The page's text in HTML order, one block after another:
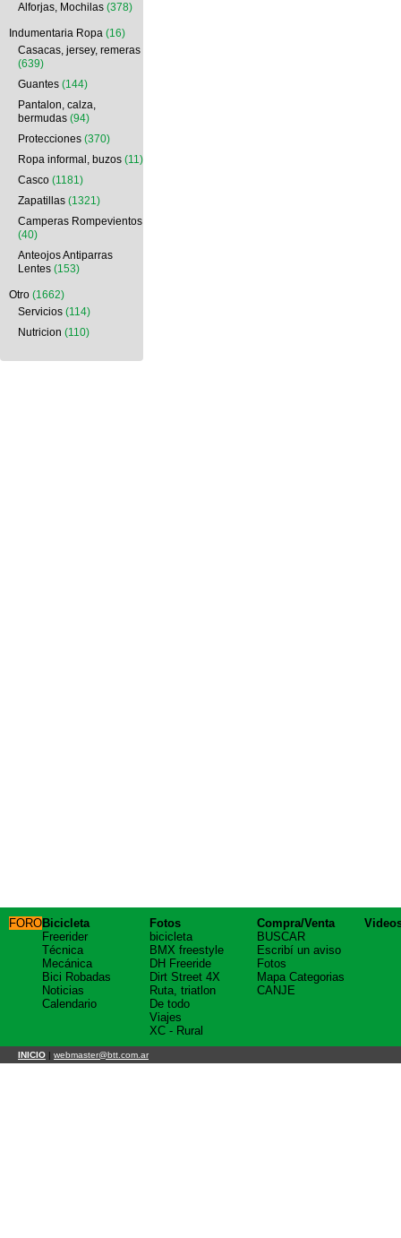
Alforjas, Mochilas (378)
Indumentaria Ropa (16)
Casacas, jersey, remeras
(639)
Guantes (144)
Pantalon, calza,
bermudas (94)
Protecciones (370)
Ropa informal, buzos (11)
Casco (1181)
Zapatillas (1321)
Camperas Rompevientos
(40)
Anteojos Antiparras
Lentes (153)
Otro (1662)
Servicios (114)
Nutricion (110)
FOROBicicleta
Freerider
Técnica
Mecánica
Bici Robadas
Noticias
Calendario
Fotos
bicicleta
BMX freestyle
DH Freeride
Dirt Street 4X
Ruta, triatlon
De todo
Viajes
XC - Rural
Compra/Venta
BUSCAR
Escribí un aviso
Fotos
Mapa Categorias
CANJE
INICIO | webmaster@btt.com.ar